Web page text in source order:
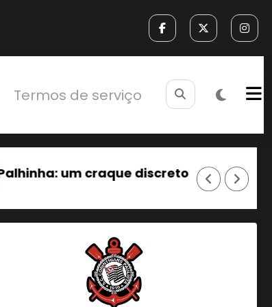
Termos de serviço
Sylvinho: Da base do Timão para